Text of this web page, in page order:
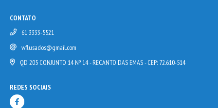
CONTATO
61 3333-5521
wflusados@gmail.com
QD 205 CONJUNTO 14 Nº 14 - RECANTO DAS EMAS - CEP: 72.610-514
REDES SOCIAIS